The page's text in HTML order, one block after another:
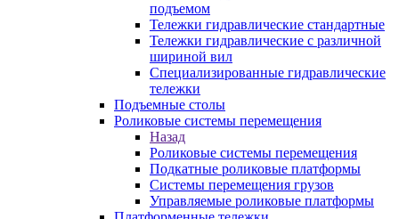
подъемом
Тележки гидравлические стандартные
Тележки гидравлические с различной
шириной вил
Специализированные гидравлические
тележки
Подъемные столы
Роликовые системы перемещения
Назад
Роликовые системы перемещения
Подкатные роликовые платформы
Системы перемещения грузов
Управляемые роликовые платформы